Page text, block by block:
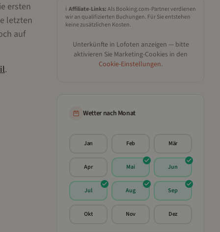
ersten
letzten
auf
.
ℹ️ Affiliate-Links:Als Booking.com-Partner verdienen
wir an qualifizierten Buchungen. Für Sie entstehen
keine zusätzlichen Kosten.
Unterkünfte in Lofoten anzeigen — bitte
aktivieren Sie Marketing-Cookies in den
Cookie-Einstellungen.
Wetter nach Monat
Jan Feb Mär
Apr Mai Jun
Jul Aug Sep
Okt Nov Dez